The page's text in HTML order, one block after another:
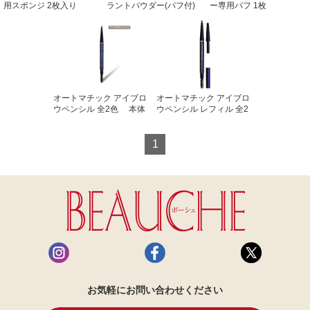
用スポンジ 2枚入り
ラントパウダー(パフ付)
ー専用パフ 1枚
オートマチック アイブロ
ウペンシル 全2色 本体
オートマチック アイブロ
ウペンシル レフィル 全2
1
お気軽にお問い合わせください